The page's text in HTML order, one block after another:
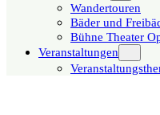
Wandertouren
Bäder und
Bühne Theater
Veranstaltungen